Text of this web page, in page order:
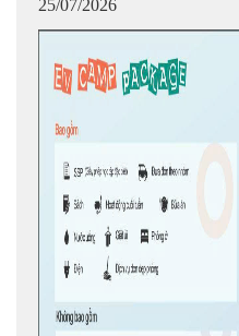
25/07/2026